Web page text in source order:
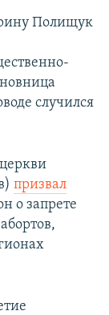
Полищук
случился
призвал
о запрете